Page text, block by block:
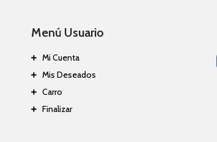
Menú Usuario
Mi Cuenta
Mis Deseados
Carro
Finalizar